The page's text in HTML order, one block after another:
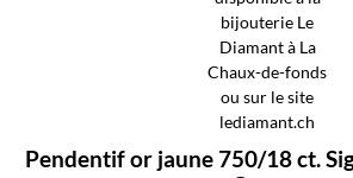
Pendentif or jaune 750/18 ct.